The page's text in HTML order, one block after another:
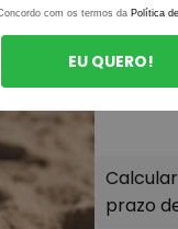
com os termos da Política
EU QUERO!